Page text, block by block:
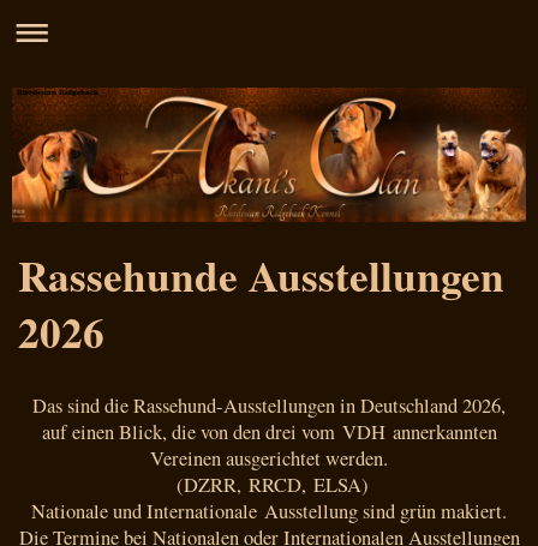
Rhodesian Ridgeback
Rassehunde Ausstellungen
2026
Das sind die Rassehund-Ausstellungen in Deutschland 2026,
auf einen Blick, die von den drei vom VDH annerkannten
Vereinen ausgerichtet werden.
(DZRR, RRCD, ELSA)
Nationale und Internationale Ausstellung sind grün makiert.
Die Termine bei Nationalen oder Internationalen Ausstellungen